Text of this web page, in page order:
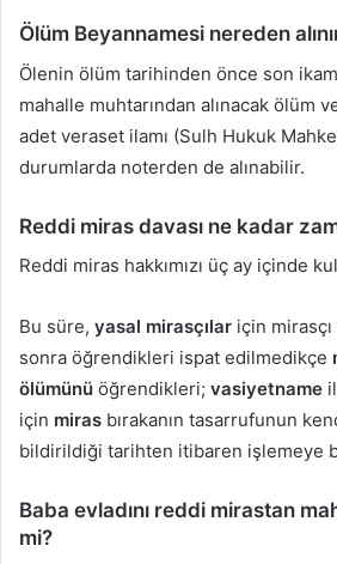
Ölüm Beyannamesi nereden
Ölenin ölüm tarihinden önce son
mahalle muhtarından alınacak ölüm
adet veraset ilamı (Sulh Hukuk
durumlarda noterden de alınabilir.
Reddi miras davası ne kadar
Reddi miras hakkımızı üç ay içinde
Bu süre, yasal mirasçılar için mirasçı
sonra öğrendikleri ispat edilmedikçe
ölümünü öğrendikleri; vasiyetname
için miras bırakanın tasarrufunun
bildirildiği tarihten itibaren işlemeye
Baba evladını reddi mirastan
mi?